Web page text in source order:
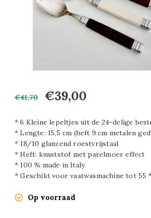
€41,70 €39,00
* 6 Kleine lepeltjes uit de 24-delige
* Lengte: 15,5 cm (heft 9 cm metalen
* 18/10 glanzend roestvrijstaal
* Heft: kunststof met parelmoer effect
* 100 % made in Italy
* Geschikt voor vaatwasmachine tot 55
Op voorraad